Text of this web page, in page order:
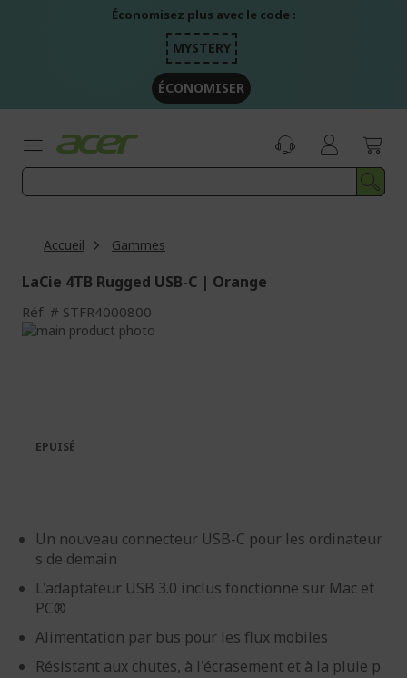
Économisez plus avec le code :
MYSTERY
ÉCONOMISER
Accueil Gammes
LaCie 4TB Rugged USB-C | Orange
Réf. STFR4000800
Passer
galerie
d’images
Galerie
d’images
Un nouveau connecteur USB-C pour les ordinateur
s de demain
L'adaptateur USB 3.0 inclus fonctionne sur Mac et
PC®
Alimentation par bus pour les flux mobiles
Résistant aux chutes, à l'écrasement et à la pluie p
EPUISÉ